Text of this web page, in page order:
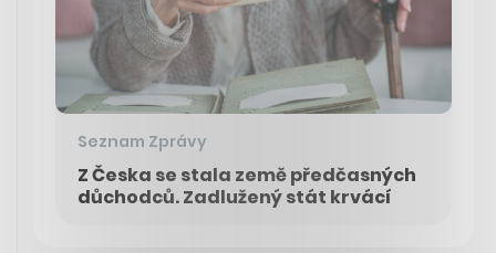
Seznam Zprávy
Z Česka se stala země předčasných
důchodců. Zadlužený stát krvácí